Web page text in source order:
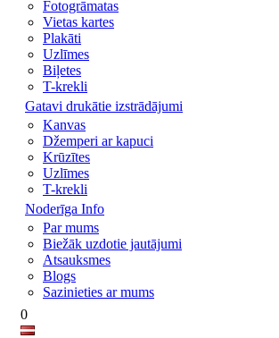
Fotogrāmatas
Vietas kartes
Plakāti
Uzlīmes
Biļetes
T-krekli
Gatavi drukātie izstrādājumi
Kanvas
Džemperi ar kapuci
Krūzītes
Uzlīmes
T-krekli
Noderīga Info
Par mums
Biežāk uzdotie jautājumi
Atsauksmes
Blogs
Sazinieties ar mums
0